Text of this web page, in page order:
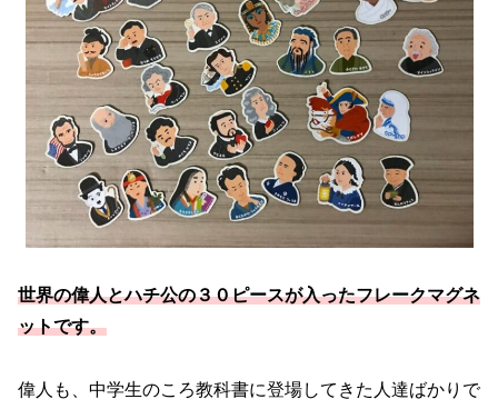
世界の偉人とハチ公の３０ピースが入ったフレークマグネ
ットです。
偉人も、中学生のころ教科書に登場してきた人達ばかりで